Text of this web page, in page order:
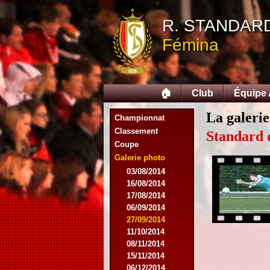
R.
Fémina
🏠 Club Équipe
Championnat
Classement
Coupe
Galerie photo
03/08/2014
16/08/2014
17/08/2014
06/09/2014
27/09/2014
11/10/2014
08/11/2014
15/11/2014
06/12/2014
La
Standard